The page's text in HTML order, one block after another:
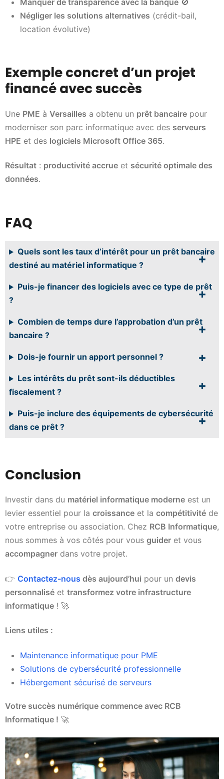
Manquer de transparence avec la banque 🚫
Négliger les solutions alternatives (crédit-bail,
location évolutive)
Exemple concret d’un projet
financé avec succès
Une PME à Versailles a obtenu un prêt bancaire pour
moderniser son parc informatique avec des serveurs
HPE et des logiciels Microsoft Office 365.
Résultat : productivité accrue et sécurité optimale des
données.
FAQ
Quels sont les taux d’intérêt pour un prêt bancaire
destiné au matériel informatique ?
Puis-je financer des logiciels avec ce type de prêt
?
Combien de temps dure l’approbation d’un prêt
bancaire ?
Dois-je fournir un apport personnel ?
Les intérêts du prêt sont-ils déductibles
fiscalement ?
Puis-je inclure des équipements de cybersécurité
dans ce prêt ?
Conclusion
Investir dans du matériel informatique moderne est un
levier essentiel pour la croissance et la compétitivité de
votre entreprise ou association. Chez RCB Informatique,
nous sommes à vos côtés pour vous guider et vous
accompagner dans votre projet.
👉 Contactez-nous dès aujourd’hui pour un devis
personnalisé et transformez votre infrastructure
informatique ! 🚀
Liens utiles :
Maintenance informatique pour PME
Solutions de cybersécurité professionnelle
Hébergement sécurisé de serveurs
Votre succès numérique commence avec RCB
Informatique ! 🚀